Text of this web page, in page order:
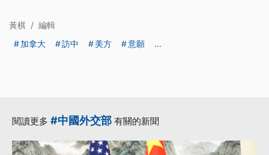
黃棋 / 編輯
加拿大
訪中 美方 意願 ...
閱讀更多 #中國外交部 有關的新聞